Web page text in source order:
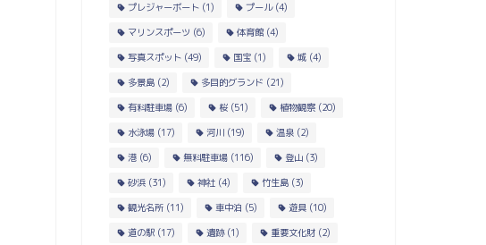
プレジャーボート(1) プール(4)
マリンスポーツ (6) 体育館(4)
写真スポット(49) 国宝(1) 城(4)
多景島(2) 多目的グランド (21)
有料駐車場(6) 桜(51) 植物観察(20)
水泳場(17) 河川(19) 温泉(2)
港(6) 無料駐車場(116) 登山(3)
砂浜(31) 神社(4) 竹生島(3)
観光名所(11) 車中泊 (5) 遊具(10)
道の駅(17) 遺跡(1) 重要文化財(2)